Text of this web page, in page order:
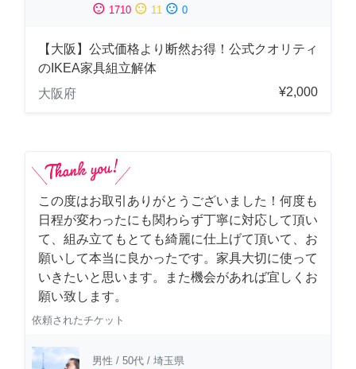
sentiment_satisfied 1710 sentiment_neutral 11 sentiment_dissatisfied 0
【大阪】公式価格より断然お得！公式クオリティ
のIKEA家具組立解体
大阪府
¥2,000
この度はお取引ありがとうございました！何度も
日程が変わったにも関わらず丁寧に対応して頂い
て、組み立てもとても綺麗に仕上げて頂いて、お
願いして本当に良かったです。家具大切に使って
いきたいと思います。また機会があれば宜しくお
願い致します。
依頼されたチケット
男性 / 50代 / 埼玉県